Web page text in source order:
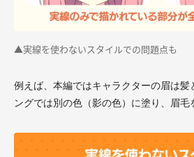
▲実線を使わないスタイルでの問題点も
例えば、本編ではキャラクターの眉は髪
ングでは別の色（影の色）に塗り、眉毛